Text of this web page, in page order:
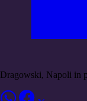
Dragowski, Napoli in